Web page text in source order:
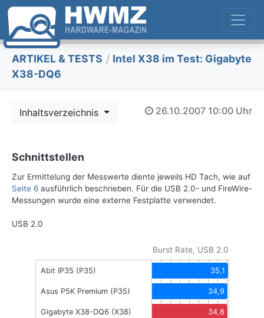
ARTIKEL & TESTS / Intel X38 im Test: Gigabyte
X38-DQ6
Inhaltsverzeichnis 26.10.2007 10:00 Uhr
Schnittstellen
Zur Ermittelung der Messwerte diente jeweils HD Tach, wie auf
Seite 6 ausführlich beschrieben. Für die USB 2.0- und FireWire-
Messungen wurde eine externe Festplatte verwendet.
USB 2.0
Burst Rate, USB 2.0
Abit IP35 (P35) 35,1
Asus P5K Premium (P35) 34,9
Gigabyte X38-DQ6 (X38) 34,8